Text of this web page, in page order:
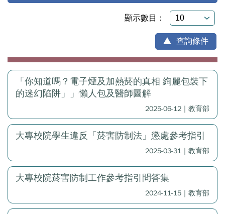
顯示數目：
查詢條件
「你知道嗎？電子煙及加熱菸的真相 絢麗包裝下
的迷幻陷阱」」懶人包及醫師圖解
2025-06-12｜教育部
大專校院學生違反「菸害防制法」懲處參考指引
2025-03-31｜教育部
大專校院菸害防制工作參考指引問答集
2024-11-15｜教育部